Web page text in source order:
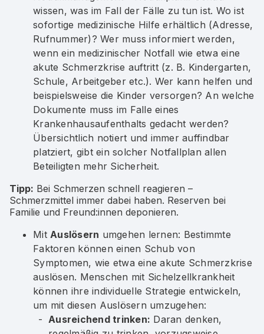
wissen, was im Fall der Fälle zu tun ist. Wo ist
sofortige medizinische Hilfe erhältlich (Adresse,
Rufnummer)? Wer muss informiert werden,
wenn ein medizinischer Notfall wie etwa eine
akute Schmerzkrise auftritt (z. B. Kindergarten,
Schule, Arbeitgeber etc.). Wer kann helfen und
beispielsweise die Kinder versorgen? An welche
Dokumente muss im Falle eines
Krankenhausaufenthalts gedacht werden?
Übersichtlich notiert und immer auffindbar
platziert, gibt ein solcher Notfallplan allen
Beteiligten mehr Sicherheit.
Tipp: Bei Schmerzen schnell reagieren –
Schmerzmittel immer dabei haben. Reserven bei
Familie und Freund:innen deponieren.
Mit Auslösern umgehen lernen: Bestimmte
Faktoren können einen Schub von
Symptomen, wie etwa eine akute Schmerzkrise
auslösen. Menschen mit Sichelzellkrankheit
können ihre individuelle Strategie entwickeln,
um mit diesen Auslösern umzugehen:
Ausreichend trinken: Daran denken,